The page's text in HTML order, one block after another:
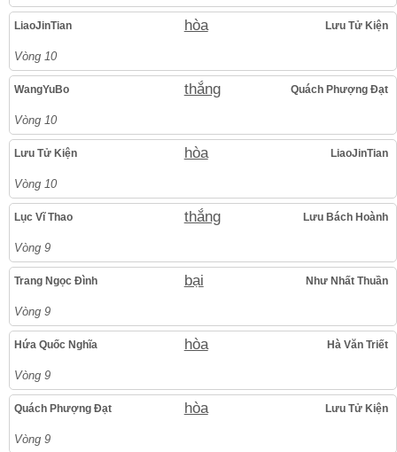
LiaoJinTian hòa Lưu Tử Kiện
Vòng 10
WangYuBo thắng Quách Phượng Đạt
Vòng 10
Lưu Tử Kiện hòa LiaoJinTian
Vòng 10
Lục Vĩ Thao thắng Lưu Bách Hoành
Vòng 9
Trang Ngọc Đình bại Như Nhất Thuần
Vòng 9
Hứa Quốc Nghĩa hòa Hà Văn Triết
Vòng 9
Quách Phượng Đạt hòa Lưu Tử Kiện
Vòng 9